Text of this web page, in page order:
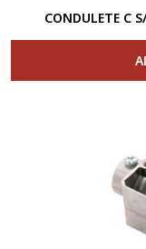
CONDULETE C